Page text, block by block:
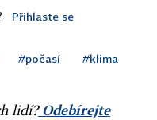
Přihlaste se
#počasí #klima
lidí?Odebírejte